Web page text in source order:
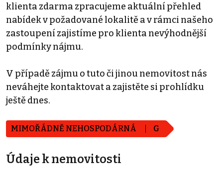
klienta zdarma zpracujeme aktuální přehled
nabídek v požadované lokalitě a v rámci našeho
zastoupení zajistíme pro klienta nevýhodnější
podmínky nájmu.
V případě zájmu o tuto či jinou nemovitost nás
neváhejte kontaktovat a zajistěte si prohlídku
ještě dnes.
MIMOŘÁDNĚ NEHOSPODÁRNÁ G
Údaje k nemovitosti